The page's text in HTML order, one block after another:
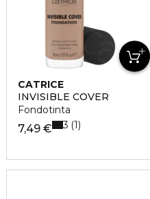
CATRICE
INVISIBLE COVER
Fondotinta
7,49 € 3 1